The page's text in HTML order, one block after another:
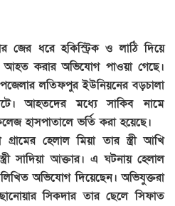
জের ধরে হকিস্ট্রিক ও লাঠি দিয়ে
আহত করার অভিযোগ পাওয়া গেছে।
লতিফপুর ইউনিয়নের বড়চালা
আহতদের মধ্যে সাকিব নামে
হাসপাতালে ভর্তি করা হয়েছে।
হেলাল মিয়া তার স্ত্রী আখি
সাদিয়া আক্তার। এ ঘটনায় হেলাল
লিখিত অভিযোগ দিয়েছেন। অভিযুক্তরা
সিকদার তার ছেলে সিফাত